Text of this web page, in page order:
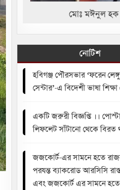
মোঃ মঈনুল হক
নোটিশ
হবিগঞ্জ পৌরসভার ‘ফরেন
সেন্টার’-এ বিদেশী ভাষা
একটি জরুরী বিজ্ঞপ্তি ।।
লিফলেট সাঁটানো থেকে বিরত
জজকোর্ট-এর সামনে হতে
পরযন্ত ব্যাকরোড আরসিসি
এবং জজকোর্ট এর সামনে